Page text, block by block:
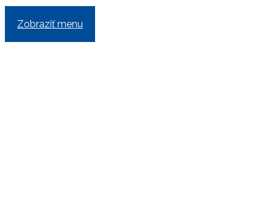
Zobraziť menu